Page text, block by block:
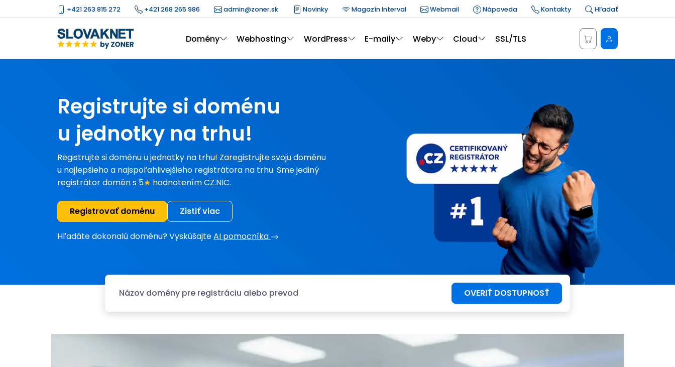
+421 263 815 272 +421 268 265 986 admin@zoner.sk Novinky Magazín Interval Webmail Nápoveda Kontakty Hľadať
Domény Webhosting WordPress E-maily Weby Cloud SSL/TLS Administrácia
Registrujte si doménu
u jednotky na trhu!
Registrujte si doménu u jednotky na trhu! Zaregistrujte svoju doménu
u najlepšieho a najspoľahlivejšieho registrátora na trhu. Sme jediný
registrátor domén s 5★ hodnotením CZ.NIC.
Registrovať doménu Zistiť viac
Hľadáte dokonalú doménu? VyskúšajteAI pomocníka
OVERIŤ DOSTUPNOSŤ